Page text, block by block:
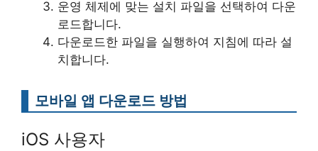
운영 체제에 맞는 설치 파일을 선택하여 다운
로드합니다.
다운로드한 파일을 실행하여 지침에 따라 설
치합니다.
모바일 앱 다운로드 방법
iOS 사용자